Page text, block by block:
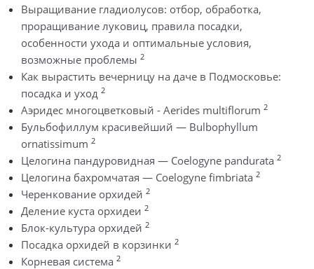
Выращивание гладиолусов: отбор, обработка,
проращивание луковиц, правила посадки,
особенности ухода и оптимальные условия,
возможные проблемы 2
Как вырастить вечерницу на даче в Подмосковье:
посадка и уход 2
Аэридес многоцветковый - Aerides multiflorum 2
Бульбофиллум красивейший — Bulbophyllum
ornatissimum 2
Целогина пандуровидная — Coelogyne pandurata 2
Целогина бахромчатая — Coelogyne fimbriata 2
Черенкование орхидей 2
Деление куста орхидеи 2
Блок-культура орхидей 2
Посадка орхидей в корзинки 2
Корневая система 2